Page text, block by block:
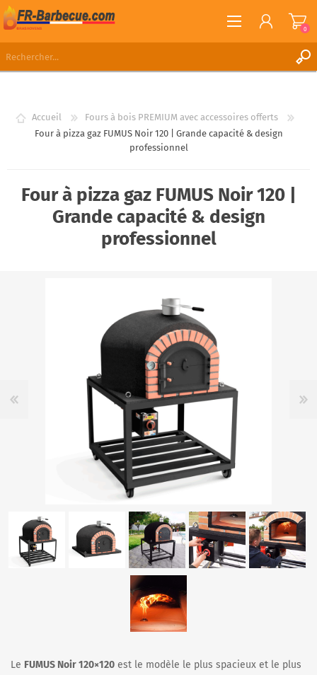
LISTE DE SOUHAITS
0
Accueil
Fours à bois PREMIUM avec accessoires offerts
Four à pizza gaz FUMUS Noir 120 | Grande capacité & design
professionnel
Four à pizza gaz FUMUS Noir 120 |
Grande capacité & design
professionnel
Le FUMUS Noir 120×120 est le modèle le plus spacieux et le plus